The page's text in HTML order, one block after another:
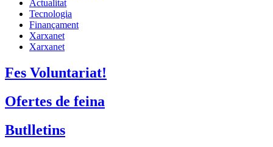
Actualitat
Tecnologia
Finançament
Xarxanet
Xarxanet
Fes Voluntariat!
Ofertes de feina
Butlletins